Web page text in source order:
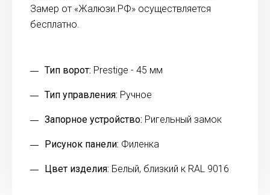
Замер от «Жалюзи.РФ» осуществляется
бесплатно.
Тип ворот: Prestige - 45 мм
Тип управления: Ручное
Запорное устройство: Ригельный замок
Рисунок панели: Филенка
Цвет изделия: Белый, близкий к RAL 9016